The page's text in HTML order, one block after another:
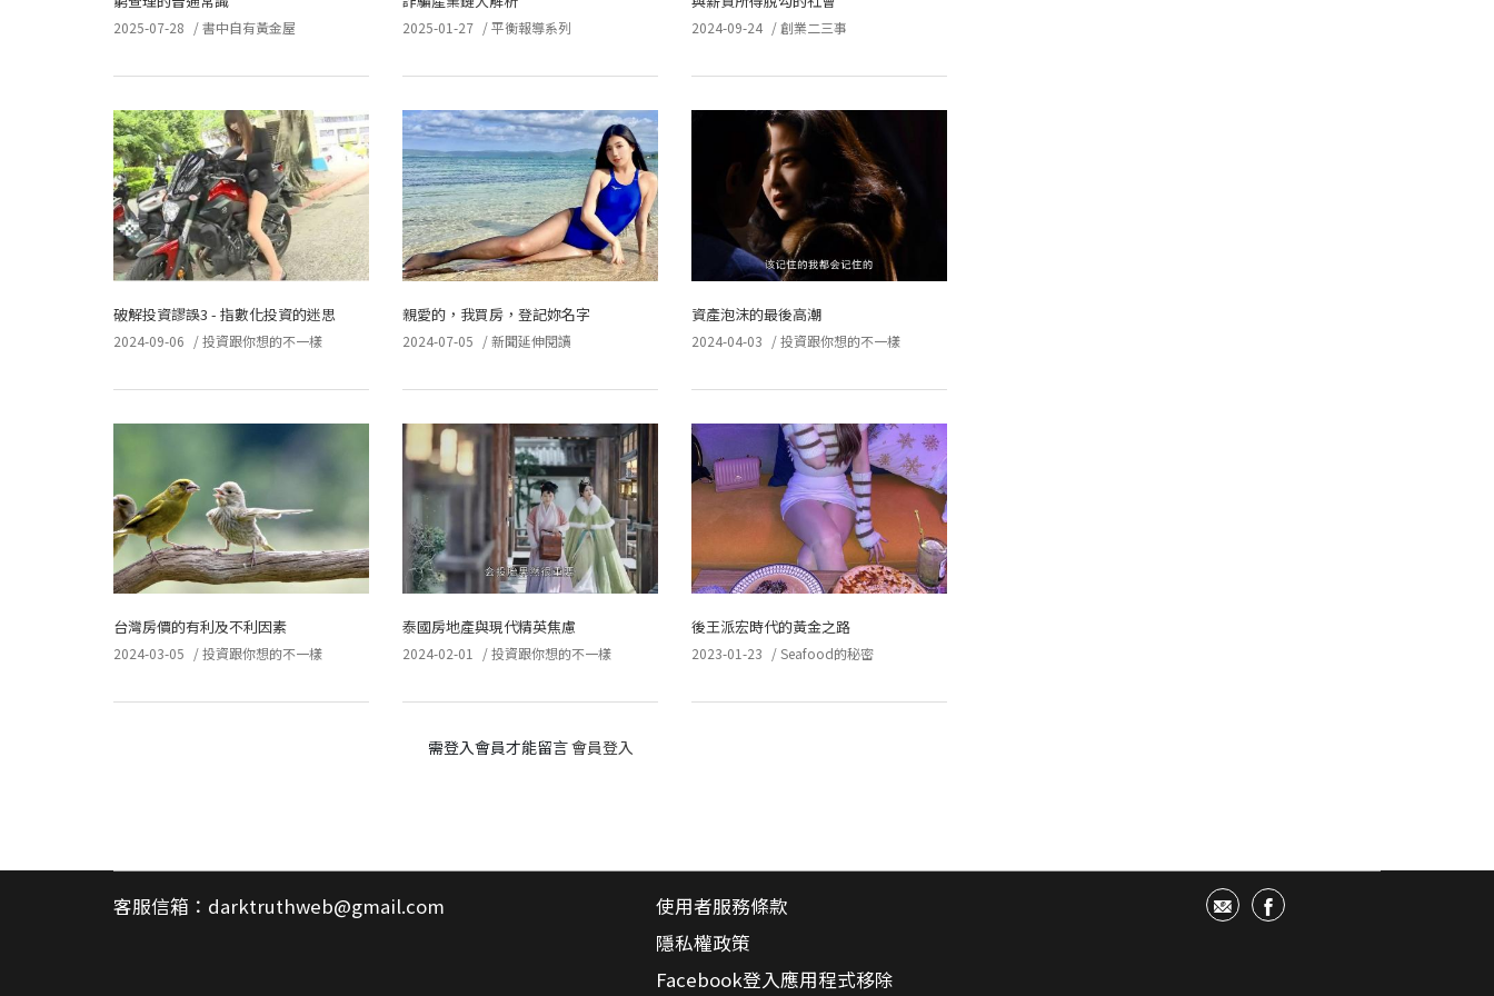
2025-07-28 /書中自有黃金屋 2025-01-27 /平衡報導系列 2024-09-24 /創業二三事
破解投資謬誤3 - 指數化投資的迷思
2024-09-06 /投資跟你想的不一樣
親愛的，我買房，登記妳名字
2024-07-05 /新聞延伸閱讀
資產泡沫的最後高潮
2024-04-03 /投資跟你想的不一樣
台灣房價的有利及不利因素
2024-03-05 /投資跟你想的不一樣
泰國房地產與現代精英焦慮
2024-02-01 /投資跟你想的不一樣
後王派宏時代的黃金之路
2023-01-23 /Seafood的秘密
需登入會員才能留言會員登入
客服信箱： darktruthweb@gmail.com
使用者服務條款
隱私權政策
Facebook登入應用程式移除